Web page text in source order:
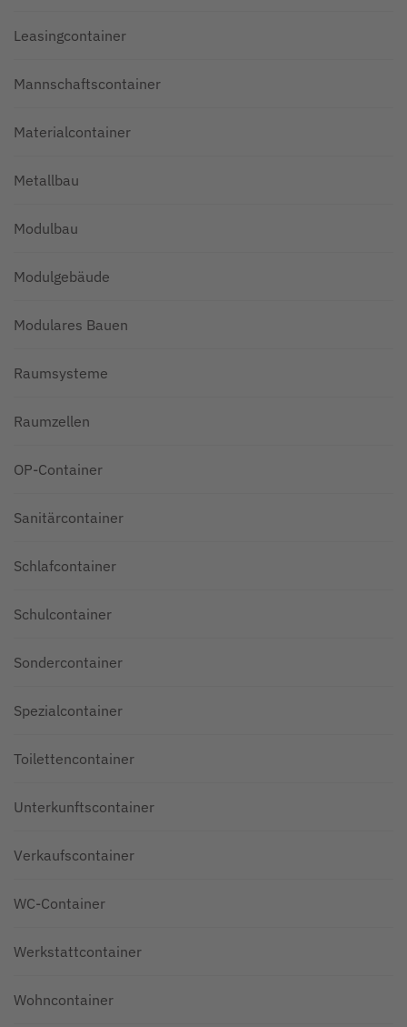
Leasingcontainer
Mannschaftscontainer
Materialcontainer
Metallbau
Modulbau
Modulgebäude
Modulares Bauen
Raumsysteme
Raumzellen
OP-Container
Sanitärcontainer
Schlafcontainer
Schulcontainer
Sondercontainer
Spezialcontainer
Toilettencontainer
Unterkunftscontainer
Verkaufscontainer
WC-Container
Werkstattcontainer
Wohncontainer